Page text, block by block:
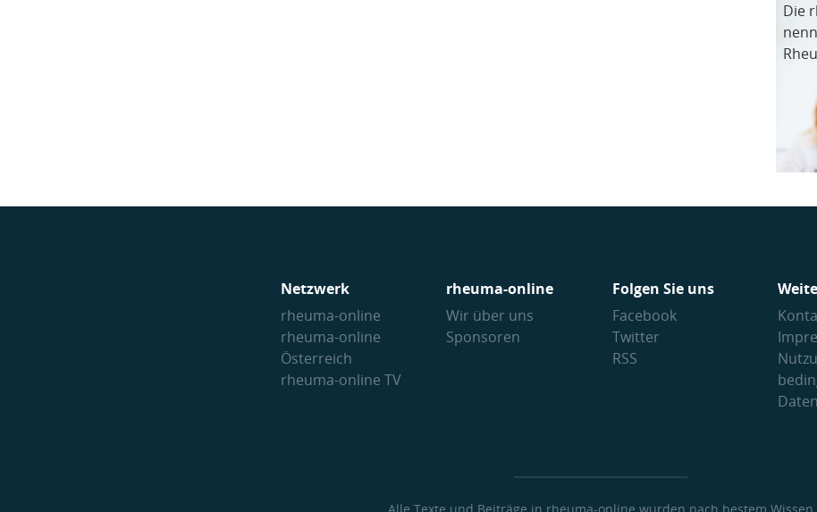
Die
Netzwerk
rheuma-online
rheuma-online
Österreich
rheuma-online TV
rheuma-online
Wir über uns
Sponsoren
Folgen Sie uns
Facebook
Twitter
RSS